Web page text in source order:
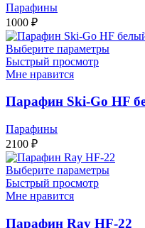
Парафины
1000 ₽
Выберите параметры
Быстрый просмотр
Мне нравится
Парафин Ski-Go HF
Парафины
2100 ₽
Выберите параметры
Быстрый просмотр
Мне нравится
Парафин Ray HF-22